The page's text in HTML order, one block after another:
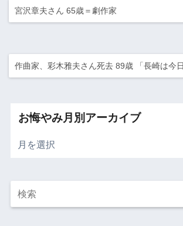
宮沢章夫さん 65歳＝劇作家
作曲家、彩木雅夫さん死去 89歳 「長崎は今
お悔やみ月別アーカイブ